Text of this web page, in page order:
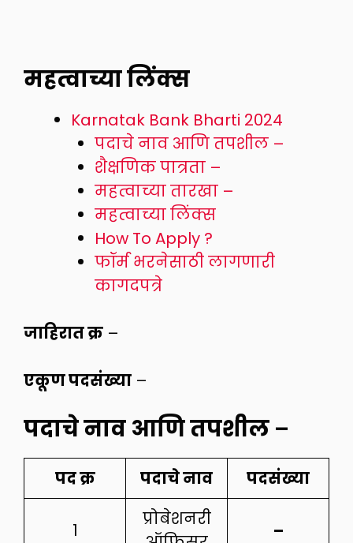
महत्वाच्या लिंक्स
Karnatak Bank Bharti 2024
पदाचे नाव आणि तपशील –
शैक्षणिक पात्रता –
महत्वाच्या तारखा –
महत्वाच्या लिंक्स
How To Apply ?
फॉर्म भरनेसाठी लागणारी
कागदपत्रे
जाहिरात क्र –
एकूण पदसंख्या –
पदाचे नाव आणि तपशील –
पदक्र पदाचेनाव पदसंख्या
1
प्रोबेशनरी
–